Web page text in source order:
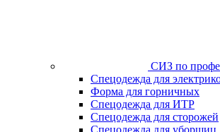
СИЗ по
Спецодежда для
Форма для горничных
Спецодежда для ИТР
Спецодежда для сторожей
Спецодежда для уборщиц